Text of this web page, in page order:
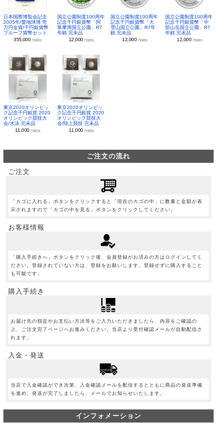
日本国際博覧会記念
2005年/愛地球博 壱
万円金貨/千円銀貨幣
プルーフ貨幣セット
355,000 円(税別)
国立公園制度100周年
記念千円銀貨幣「阿
寒摩周国立公園」R7
年銘 完未品
12,000 円(税別)
国立公園制度100周年
記念千円銀貨幣「大
雪山国立公園」R7年
銘 完未品
12,000 円(税別)
国立公園制度100周年
記念千円銀貨幣「中
部山岳国立公園」R7
年銘 完未品
12,000 円(税別)
東京2020オリンピッ
ク記念千円銀貨 2020
オリンピック競技大
会/水泳 完未品
11,000円(税別)
東京2020オリンピッ
ク記念千円銀貨 2020
オリンピック競技大
会/陸上競技 完未品
11,000 円(税別)
ご注文の流れ
ご注文
「カゴに入れる」ボタンをクリックすると「現在のカゴの中」に数量と金額が表
示されますので「カゴの中を見る」ボタンをクリックしてください。
お客様情報
「購入手続きへ」ボタンをクリック後、会員登録がお済みの方はログインしてく
ださい。登録されていない方は、登録をお願いします。登録せずに購入すること
も可能です。
購入手続き
お届け先の指定やお支払い方法等をご入力いただきましたら、内容をご確認の
上、ご注文完了ページへお進みください。当店より受付確認メールが自動配信さ
れます。
入金・発送
当店で入金確認ができ次第、入金確認メールを配信するとともに商品の発送準備
を進め、発送が完了しましたら、メールでお知らせいたします。
インフォメーション